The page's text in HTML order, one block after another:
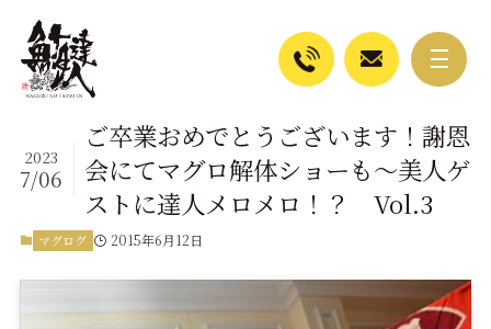
ご卒業おめでとうございます！謝恩
会にてマグロ解体ショーも～美人ゲ
ストに達人メロメロ！？ Vol.3
2023
7/06
マグログ 2015年6月12日